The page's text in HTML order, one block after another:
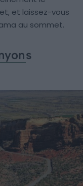
et laissez-vous
au sommet.
s